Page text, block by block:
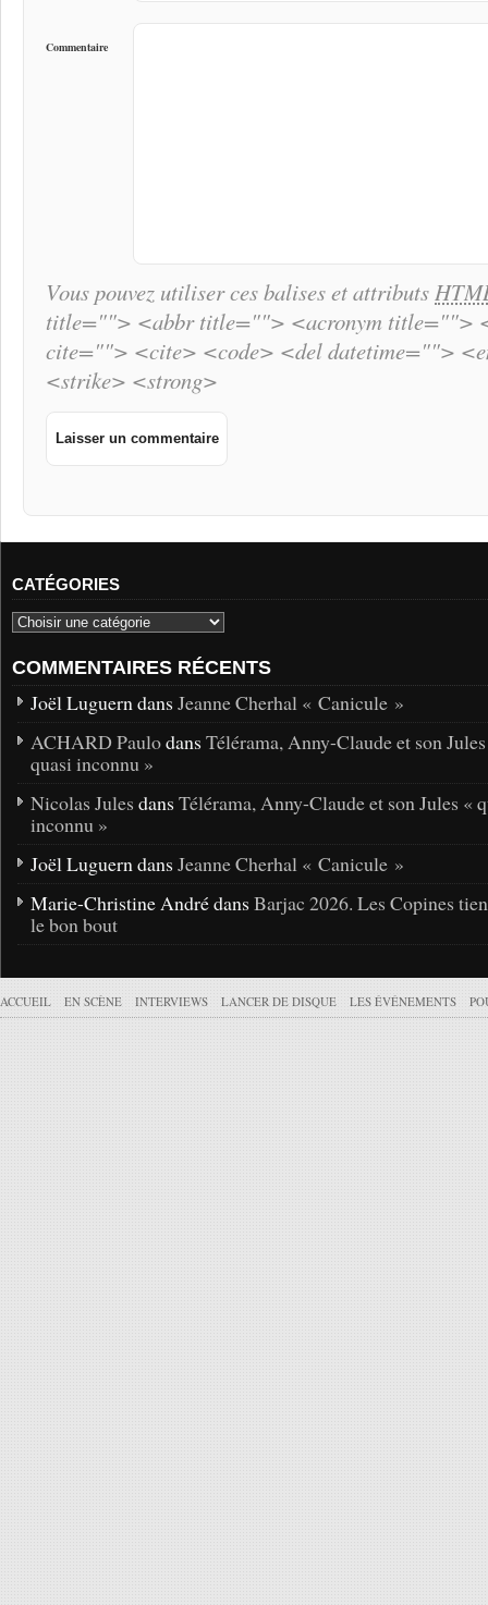
Commentaire
Vous pouvez utiliser ces balises et attributs
title=""> <abbr title=""> <acronym title="">
cite=""> <cite> <code> <del datetime="">
<strike> <strong>
CATÉGORIES
COMMENTAIRES RÉCENTS
Joël Luguern dans Jeanne Cherhal « Canicule »
ACHARD Paulodans Télérama, Anny-Claude et son
quasi inconnu »
Nicolas Jules dans Télérama, Anny-Claude et son Jules «
inconnu »
Joël Luguern dans Jeanne Cherhal « Canicule »
Marie-Christine André dans Barjac 2026. Les Copines
le bon bout
ACCUEIL EN SCÈNE INTERVIEWS LANCER DE DISQUE LES ÉVÉNEMENTS